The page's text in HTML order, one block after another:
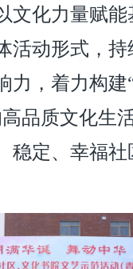
文化力量赋能
活动形式，
力，着力构建
品质文化生
稳定、幸福社